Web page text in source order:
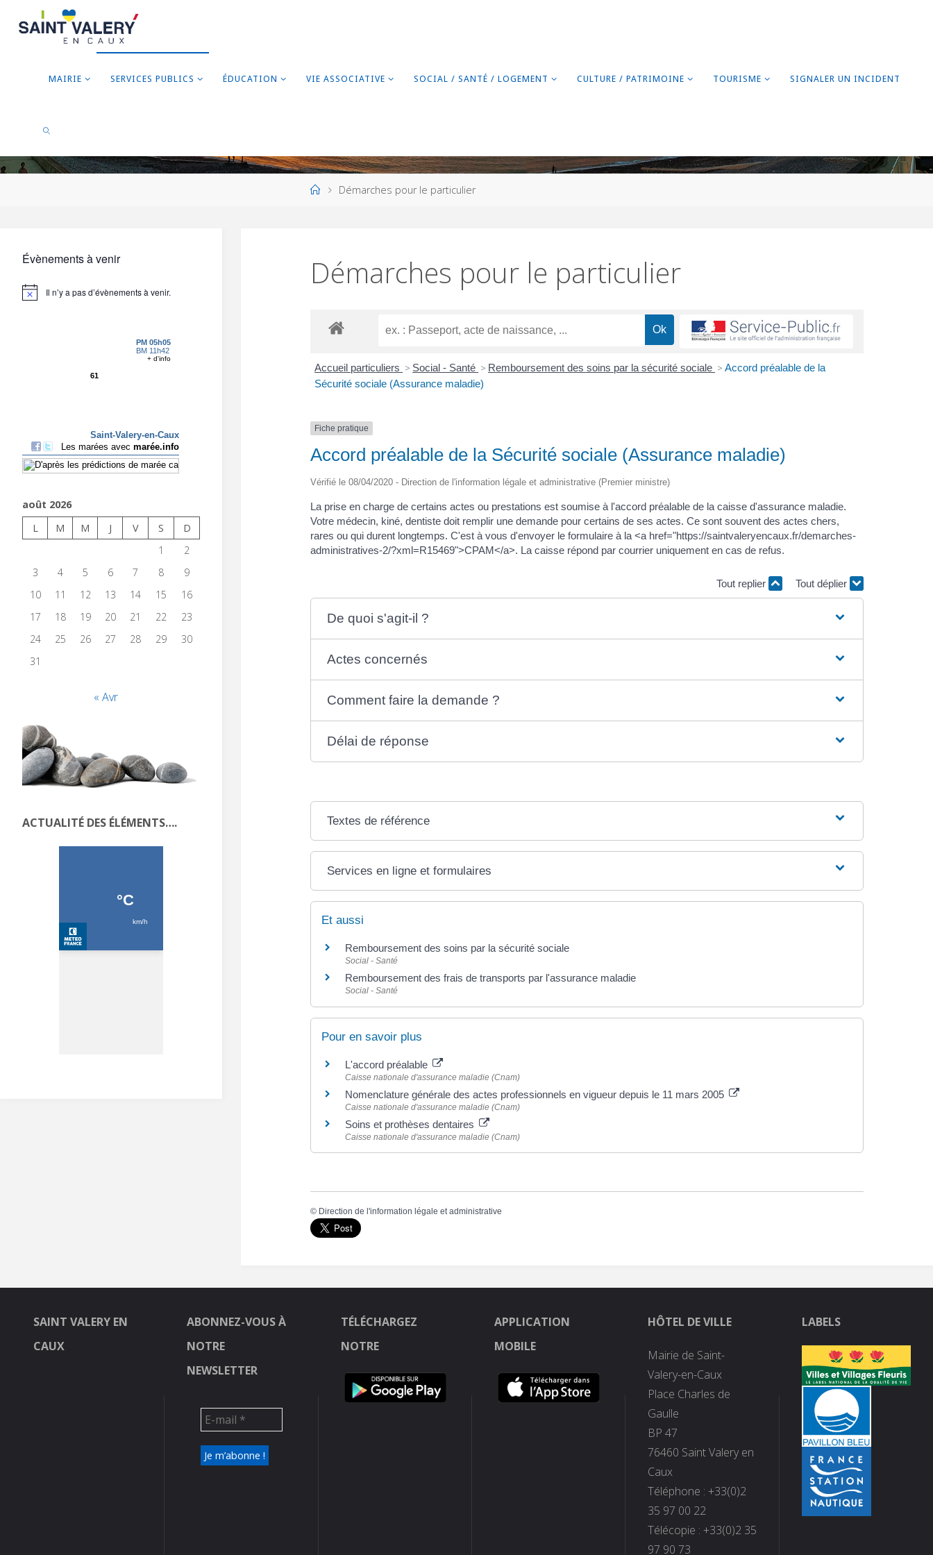
MAIRIE SERVICES PUBLICS ÉDUCATION VIE ASSOCIATIVE SOCIAL / SANTÉ / LOGEMENT CULTURE / PATRIMOINE TOURISME SIGNALER UN INCIDENT
HomeDémarches pour le particulier
Démarches pour le particulier
Accueil particuliers > Social - Santé > Remboursement des soins par la sécurité sociale > Accord préalable de la
Sécurité sociale (Assurance maladie)
Fiche pratique
Accord préalable de la Sécurité sociale (Assurance maladie)
Vérifié le 08/04/2020 - Direction de l'information légale et administrative (Premier ministre)
La prise en charge de certains actes ou prestations est soumise à l'accord préalable de la caisse d'assurance maladie.
Votre médecin, kiné, dentiste doit remplir une demande pour certains de ses actes. Ce sont souvent des actes chers,
rares ou qui durent longtemps. C'est à vous d'envoyer le formulaire à la <a href="https://saintvaleryencaux.fr/demarches-
administratives-2/?xml=R15469">CPAM</a>. La caisse répond par courrier uniquement en cas de refus.
Tout replier Tout déplier
De quoi s'agit-il ?
Actes concernés
Comment faire la demande ?
Délai de réponse
Textes de référence
Services en ligne et formulaires
Et aussi
Remboursement des soins par la sécurité sociale
Social - Santé
Remboursement des frais de transports par l'assurance maladie
Social - Santé
Pour en savoir plus
L'accord préalable
Caisse nationale d'assurance maladie (Cnam)
Nomenclature générale des actes professionnels en vigueur depuis le 11 mars 2005
Caisse nationale d'assurance maladie (Cnam)
Soins et prothèses dentaires
Caisse nationale d'assurance maladie (Cnam)
© Direction de l'information légale et administrative
Évènements à venir
Il n’y a pas d’évènements à venir.
août 2026
L
M M J V S
D
1
2
3
4 5 6 7 8
9
10
11 12 13 14 15
16
17
18 19 20 21 22
23
24
25 26 27 28 29
30
31
« Avr
ACTUALITÉ DES ÉLÉMENTS….
SAINT VALERY EN
CAUX
ABONNEZ-VOUS À
NOTRE
NEWSLETTER
TÉLÉCHARGEZ
NOTRE
APPLICATION
MOBILE
HÔTEL DE VILLE
Mairie de Saint-
Valery-en-Caux
Place Charles de
Gaulle
BP 47
76460 Saint Valery en
Caux
Téléphone : +33(0)2
35 97 00 22
Télécopie : +33(0)2 35
97 90 73
LABELS